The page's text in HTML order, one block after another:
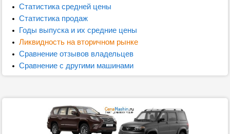
Статистика средней цены
Статистика продаж
Годы выпуска и их средние цены
Ликвидность на вторичном рынке
Сравнение отзывов владельцев
Сравнение с другими машинами